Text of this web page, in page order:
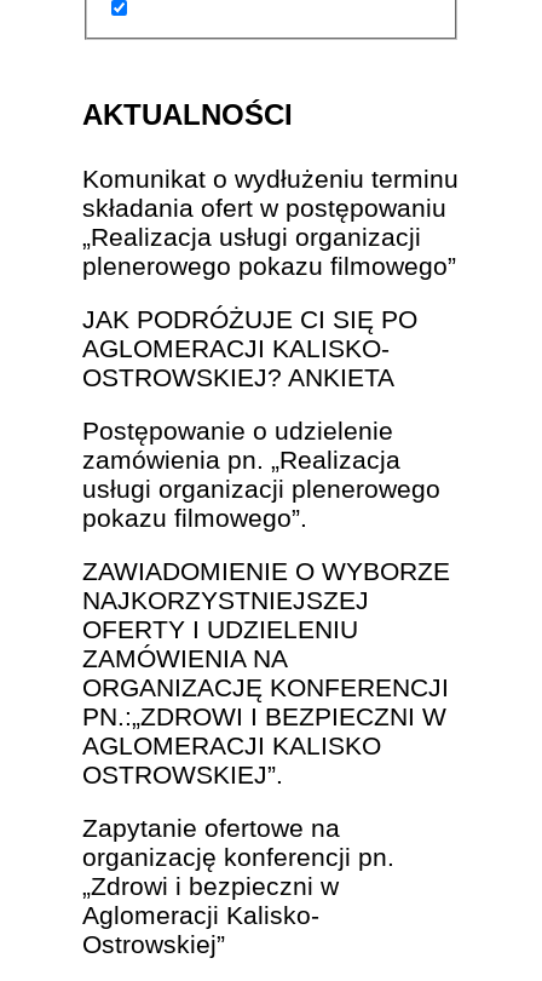
AKTUALNOŚCI
Komunikat o wydłużeniu terminu
składania ofert w postępowaniu
„Realizacja usługi organizacji
plenerowego pokazu filmowego”
JAK PODRÓŻUJE CI SIĘ PO
AGLOMERACJI KALISKO-
OSTROWSKIEJ? ANKIETA
Postępowanie o udzielenie
zamówienia pn. „Realizacja
usługi organizacji plenerowego
pokazu filmowego”.
ZAWIADOMIENIE O WYBORZE
NAJKORZYSTNIEJSZEJ
OFERTY I UDZIELENIU
ZAMÓWIENIA NA
ORGANIZACJĘ KONFERENCJI
PN.:„ZDROWI I BEZPIECZNI W
AGLOMERACJI KALISKO
OSTROWSKIEJ”.
Zapytanie ofertowe na
organizację konferencji pn.
„Zdrowi i bezpieczni w
Aglomeracji Kalisko-
Ostrowskiej”